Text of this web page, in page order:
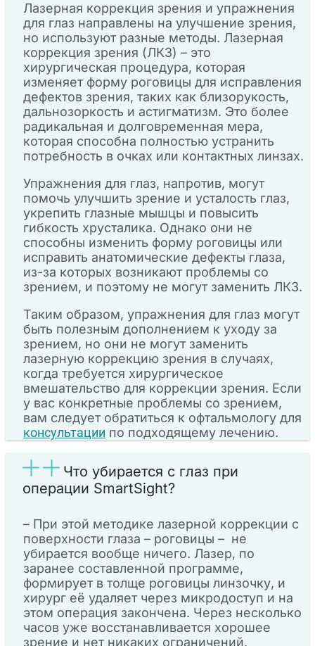
Лазерная коррекция зрения и упражнения
для глаз направлены на улучшение зрения,
но используют разные методы. Лазерная
коррекция зрения (ЛКЗ) – это
хирургическая процедура, которая
изменяет форму роговицы для исправления
дефектов зрения, таких как близорукость,
дальнозоркость и астигматизм. Это более
радикальная и долговременная мера,
которая способна полностью устранить
потребность в очках или контактных линзах.
Упражнения для глаз, напротив, могут
помочь улучшить зрение и усталость глаз,
укрепить глазные мышцы и повысить
гибкость хрусталика. Однако они не
способны изменить форму роговицы или
исправить анатомические дефекты глаза,
из-за которых возникают проблемы со
зрением, и поэтому не могут заменить ЛКЗ.
Таким образом, упражнения для глаз могут
быть полезным дополнением к уходу за
зрением, но они не могут заменить
лазерную коррекцию зрения в случаях,
когда требуется хирургическое
вмешательство для коррекции зрения. Если
у вас конкретные проблемы со зрением,
вам следует обратиться к офтальмологу для
консультации по подходящему лечению.
Что убирается с глаз при
операции SmartSight?
– При этой методике лазерной коррекции с
поверхности глаза – роговицы – не
убирается вообще ничего. Лазер, по
заранее составленной программе,
формирует в толще роговицы линзочку, и
хирург её удаляет через микродоступ и на
этом операция закончена. Через несколько
часов уже восстанавливается хорошее
зрение и нет никаких ограничений.